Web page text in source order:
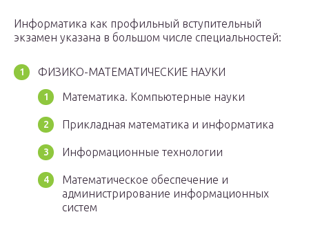
Информатика как профильный вступительный
экзамен указана в большом числе специальностей:
ФИЗИКО-МАТЕМАТИЧЕСКИЕ НАУКИ
Математика. Компьютерные науки
Прикладная математика и информатика
Информационные технологии
Математическое обеспечение и
администрирование информационных
систем